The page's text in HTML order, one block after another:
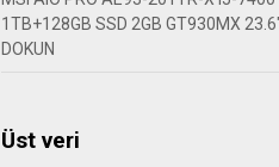
1TB+128GB SSD 2GB GT930MX
DOKUN
Üst veri